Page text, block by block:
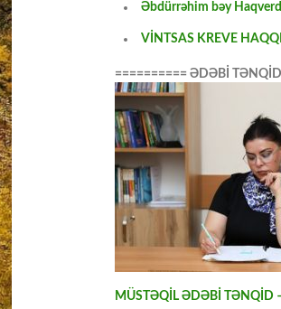
Əbdürrəhim bəy
VİNTSAS KREVE
========== ƏDƏBİ
MÜSTƏQİL ƏDƏBİ TƏNQİD